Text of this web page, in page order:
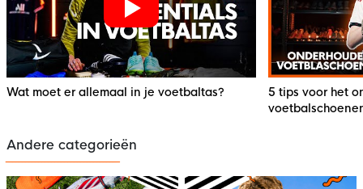
Wat moet er allemaal in je voetbaltas?
5 tips voor het
Andere categorieën